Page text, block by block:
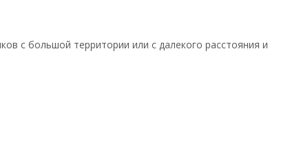
с большой территории или с далекого расстояния и